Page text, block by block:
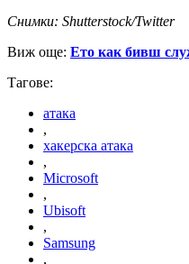
Снимки: Shutterstock/Twitter
Виж още: Ето как бивш
Тагове:
атака
,
хакерска атака
,
Microsoft
,
Ubisoft
,
Samsung
,